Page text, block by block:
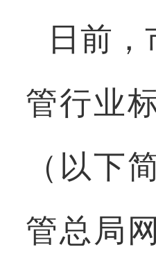
日前
管行业
（以下
管总局